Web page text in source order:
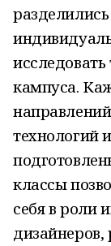
кампуса.
технологий
классы
себя в роли
дизайнеров,